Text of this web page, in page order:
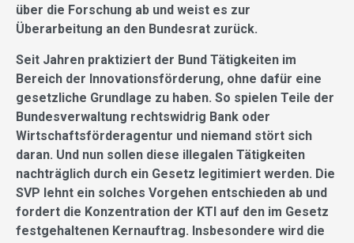
über die Forschung ab und weist es zur
Überarbeitung an den Bundesrat zurück.
Seit Jahren praktiziert der Bund Tätigkeiten im
Bereich der Innovationsförderung, ohne dafür eine
gesetzliche Grundlage zu haben. So spielen Teile der
Bundesverwaltung rechtswidrig Bank oder
Wirtschaftsförderagentur und niemand stört sich
daran. Und nun sollen diese illegalen Tätigkeiten
nachträglich durch ein Gesetz legitimiert werden. Die
SVP lehnt ein solches Vorgehen entschieden ab und
fordert die Konzentration der KTI auf den im Gesetz
festgehaltenen Kernauftrag. Insbesondere wird die